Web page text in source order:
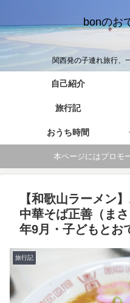
bonのお
関西発の子連れ旅行、
自己紹介
旅行記
おうち時間
本ページにはプロモ
【和歌山ラーメン
中華そば正善（ま
年9月・子どもとお
旅行記